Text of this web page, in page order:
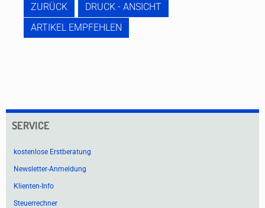
ZURÜCK
DRUCK - ANSICHT
ARTIKEL EMPFEHLEN
SERVICE
kostenlose Erstberatung
Newsletter-Anmeldung
Klienten-Info
Steuerrechner